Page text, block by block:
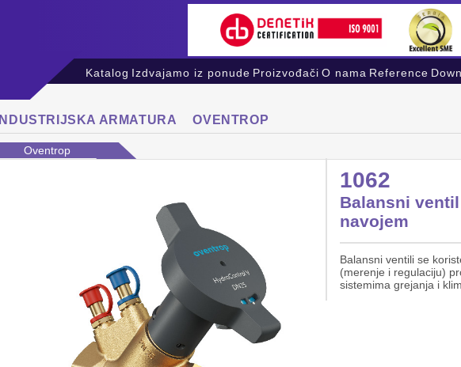
Katalog Izdvajamo iz ponude Proizvođači O nama Reference
INDUSTRIJSKA ARMATURA OVENTROP
Oventrop
1062
Balansni
navojem
Balansni ventili se
(merenje i regulaciju)
sistemima grejanja i